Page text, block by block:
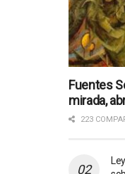
Fuentes
mirada,
223